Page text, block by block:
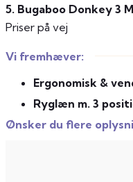
5. Bugaboo Donkey 3
Priser på vej
Vi fremhæver:
Ergonomisk &
Ryglæn m. 3
Ønsker du flere